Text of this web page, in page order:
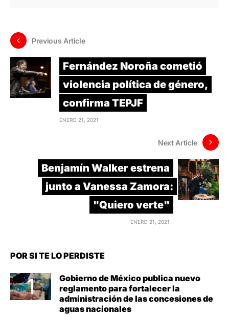
Previous Article
Fernández Noroña cometió
violencia política de género,
confirma TEPJF
ENERO 21, 2021
Next Article
Benjamín Walker estrena
junto a Vanessa Zamora:
"Quiero verte"
ENERO 21, 2021
POR SI TE LO PERDISTE
Gobierno de México publica nuevo
reglamento para fortalecer la
administración de las concesiones de
aguas nacionales